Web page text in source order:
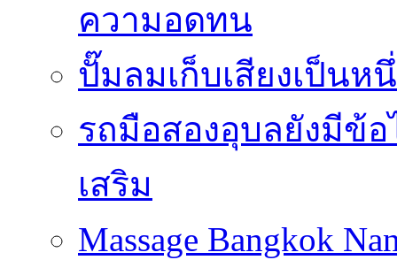
ความอดทน
ปั๊มลมเก็บเสียงเป็น
รถมือสองอุบลยังมีข้อ
เสริม
Massage Bangkok